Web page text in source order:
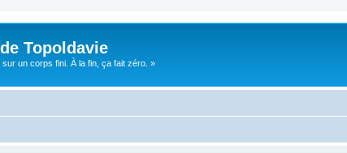
Topoldavie
un corps fini. À la fin, ça fait zéro. »